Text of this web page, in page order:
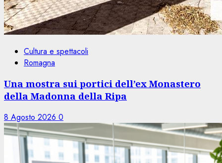
Cultura e spettacoli
Romagna
Una mostra sui portici dell’ex Monastero
della Madonna della Ripa
8 Agosto 2026 0